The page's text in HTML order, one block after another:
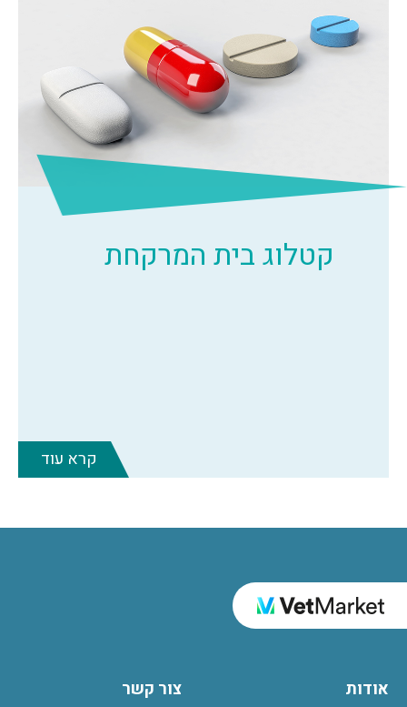
קטלוג בית המרקחת
קרא עוד
אודות צור קשר